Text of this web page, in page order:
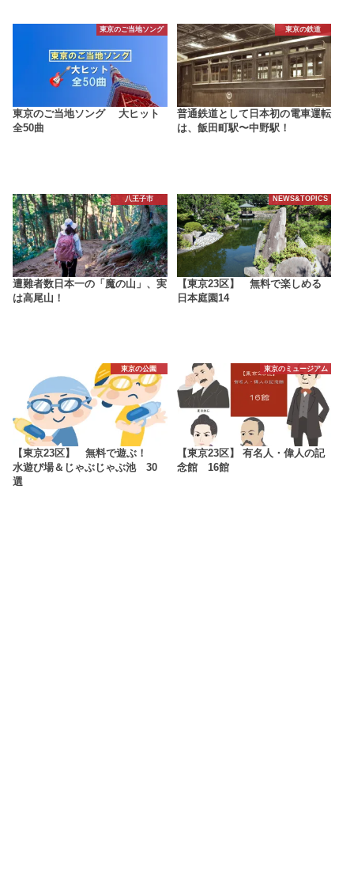
東京のご当地ソング
東京のご当地ソング 大ヒット
全50曲
東京の鉄道
普通鉄道として日本初の電車運転
は、飯田町駅〜中野駅！
八王子市
遭難者数日本一の「魔の山」、実
は高尾山！
NEWS&TOPICS
【東京23区】 無料で楽しめる
日本庭園14
東京の公園
【東京23区】 無料で遊ぶ！
水遊び場＆じゃぶじゃぶ池 30
選
東京のミュージアム
【東京23区】 有名人・偉人の記
念館 16館